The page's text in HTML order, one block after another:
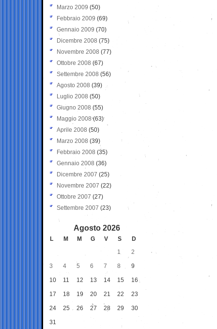
Marzo 2009 (50)
Febbraio 2009 (69)
Gennaio 2009 (70)
Dicembre 2008 (75)
Novembre 2008 (77)
Ottobre 2008 (67)
Settembre 2008 (56)
Agosto 2008 (39)
Luglio 2008 (50)
Giugno 2008 (55)
Maggio 2008(63)
Aprile 2008 (50)
Marzo 2008 (39)
Febbraio 2008 (35)
Gennaio 2008 (36)
Dicembre 2007 (25)
Novembre 2007 (22)
Ottobre 2007 (27)
Settembre 2007 (23)
Agosto 2026
L M M G V S
D
1
2
3 4 5 6 7 8 9
10 11 12 13 14 15 16
17 18 19 20 21 22 23
24 25 26 27 28 29 30
31